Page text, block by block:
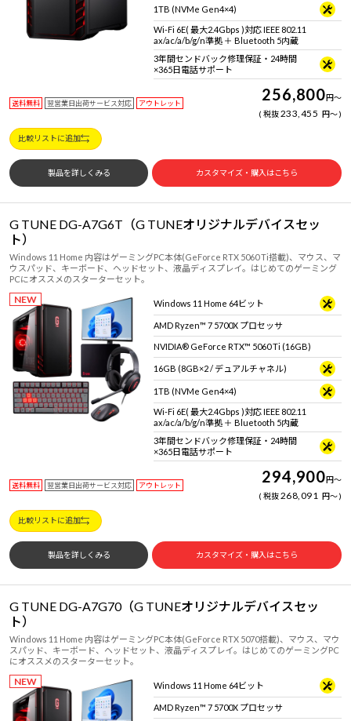
1TB (NVMe Gen4×4)
Wi-Fi 6E( 最大2.4Gbps )対応 IEEE 802.11
ax/ac/a/b/g/n準拠 ＋ Bluetooth 5内蔵
3年間センドバック修理保証・24時間
×365日電話サポート
送料無料 翌営業日出荷サービス対応 アウトレット 256,800円～
税抜233,455 円～
比較リストに追加
製品を詳しくみる カスタマイズ・購入はこちら
G TUNE DG-A7G6T（G TUNEオリジナルデバイスセッ
ト）
Windows 11 Home 内容はゲーミングPC本体(GeForce RTX 5060 Ti搭載)、マウス、マ
ウスパッド、キーボード、ヘッドセット、液晶ディスプレイ。はじめてのゲーミング
PCにオススメのスターターセット。
NEW Windows 11 Home 64ビット
AMD Ryzen™ 7 5700X プロセッサ
NVIDIA® GeForce RTX™ 5060 Ti (16GB)
16GB (8GB×2 / デュアルチャネル)
1TB (NVMe Gen4×4)
Wi-Fi 6E( 最大2.4Gbps )対応 IEEE 802.11
ax/ac/a/b/g/n準拠 ＋ Bluetooth 5内蔵
3年間センドバック修理保証・24時間
×365日電話サポート
送料無料 翌営業日出荷サービス対応 アウトレット 294,900円～
税抜268,091 円～
比較リストに追加
製品を詳しくみる カスタマイズ・購入はこちら
G TUNE DG-A7G70（G TUNEオリジナルデバイスセッ
ト）
Windows 11 Home 内容はゲーミングPC本体(GeForce RTX 5070搭載)、マウス、マウ
スパッド、キーボード、ヘッドセット、液晶ディスプレイ。はじめてのゲーミングPC
にオススメのスターターセット。
NEW Windows 11 Home 64ビット
AMD Ryzen™ 7 5700X プロセッサ